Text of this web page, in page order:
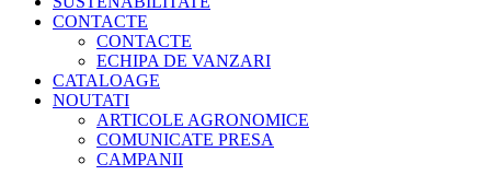
CONTACTE
CONTACTE
ECHIPA DE VANZARI
CATALOAGE
NOUTATI
ARTICOLE AGRONOMICE
COMUNICATE PRESA
CAMPANII